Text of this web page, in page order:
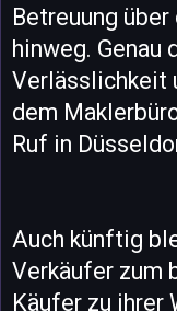
Betreuung
hinweg. Genau
Verlässlichkeit
dem
Ruf in
Auch künftig
Verkäufer zum
Käufer zu ihrer